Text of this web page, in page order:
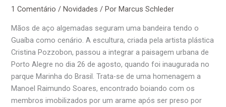
1 Comentário /Novidades / PorMarcus Schleder
Mãos de aço algemadas seguram uma bandeira tendo o
Guaíba como cenário. A escultura, criada pela artista plástica
Cristina Pozzobon, passou a integrar a paisagem urbana de
Porto Alegre no dia 26 de agosto, quando foi inaugurada no
parque Marinha do Brasil. Trata-se de uma homenagem a
Manoel Raimundo Soares, encontrado boiando com os
membros imobilizados por um arame após ser preso por